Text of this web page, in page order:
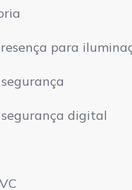
para
digital